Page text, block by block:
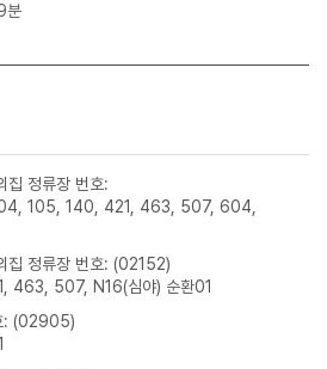
분
집 정류장 번호:
105, 140, 421, 463, 507, 604,
집 정류장 번호: (02152)
463, 507, N16(심야) 순환01
: (02905)